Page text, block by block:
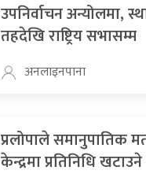
उपनिर्वाचन अन्योलमा,
तहदेखि राष्ट्रिय सभासम्म
अनलाइनपाना
प्रलोपाले समानुपातिक
केन्द्रमा प्रतिनिधि खटाउने